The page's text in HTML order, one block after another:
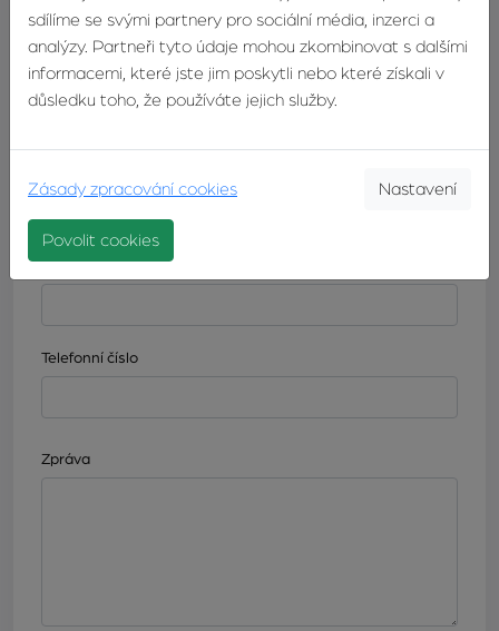
se vám co nejdříve ozve.
Jméno
E-mail
Telefonní číslo
Zpráva
sdílíme se svými partnery pro sociální média, inzerci a
analýzy. Partneři tyto údaje mohou zkombinovat s dalšími
informacemi, které jste jim poskytli nebo které získali v
důsledku toho, že používáte jejich služby.
Zásady zpracování cookies Nastavení
Povolit cookies